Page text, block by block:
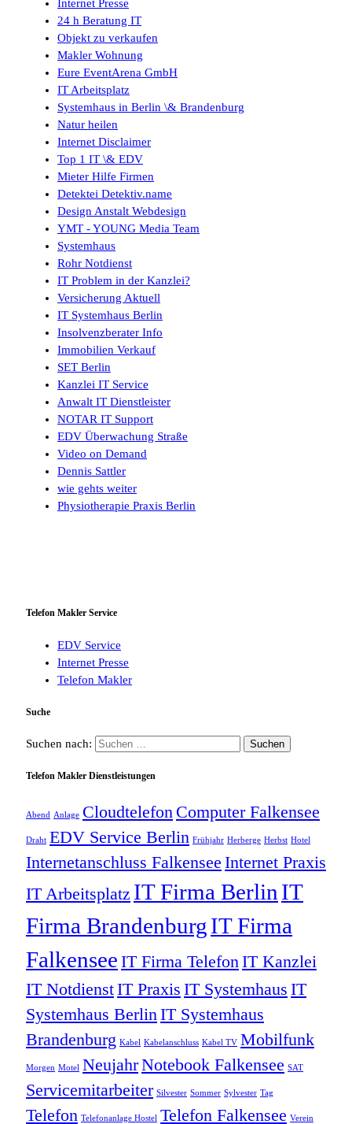
Internet Presse
24 h Beratung IT
Objekt zu verkaufen
Makler Wohnung
Eure EventArena GmbH
IT Arbeitsplatz
Systemhaus in Berlin \& Brandenburg
Natur heilen
Internet Disclaimer
Top 1 IT \& EDV
Mieter Hilfe Firmen
Detektei Detektiv.name
Design Anstalt Webdesign
YMT - YOUNG Media Team
Systemhaus
Rohr Notdienst
IT Problem in der Kanzlei?
Versicherung Aktuell
IT Systemhaus Berlin
Insolvenzberater Info
Immobilien Verkauf
SET Berlin
Kanzlei IT Service
Anwalt IT Dienstleister
NOTAR IT Support
EDV Überwachung Straße
Video on Demand
Dennis Sattler
wie gehts weiter
Physiotherapie Praxis Berlin
Telefon Makler Service
EDV Service
Internet Presse
Telefon Makler
Suche
Suchen nach:
Telefon Makler Dienstleistungen
Abend Anlage Cloudtelefon Computer Falkensee
Draht EDV Service Berlin Frühjahr Herberge Herbst Hotel
Internetanschluss Falkensee Internet Praxis
IT Arbeitsplatz IT Firma Berlin IT
Firma BrandenburgIT Firma
Falkensee IT Firma TelefonIT Kanzlei
IT NotdienstIT Praxis IT Systemhaus IT
Systemhaus BerlinIT Systemhaus
Brandenburg Kabel Kabelanschluss Kabel TV Mobilfunk
Morgen Motel NeujahrNotebook Falkensee SAT
Servicemitarbeiter Silvester Sommer Sylvester Tag
Telefon Telefonanlage Hostel Telefon Falkensee Verein